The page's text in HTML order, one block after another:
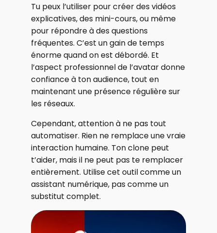
Tu peux l’utiliser pour créer des vidéos
explicatives, des mini-cours, ou même
pour répondre à des questions
fréquentes. C’est un gain de temps
énorme quand on est débordé. Et
l’aspect professionnel de l’avatar donne
confiance à ton audience, tout en
maintenant une présence régulière sur
les réseaux.
Cependant, attention à ne pas tout
automatiser. Rien ne remplace une vraie
interaction humaine. Ton clone peut
t’aider, mais il ne peut pas te remplacer
entièrement. Utilise cet outil comme un
assistant numérique, pas comme un
substitut complet.